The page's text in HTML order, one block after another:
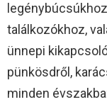
találkozókhoz,
ünnepi
pünkösdről,
minden